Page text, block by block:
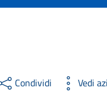
Condividi Vedi